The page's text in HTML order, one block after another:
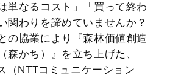
単なるコスト」「買って終わ
関わりを諦めていませんか？
の協業により『森林価値創造
森かち）』を立ち上げた、
（NTTコミュニケーション